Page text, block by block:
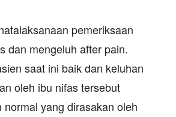
pemeriksaan
dan mengeluh after pain.
saat ini baik dan keluhan
oleh ibu nifas tersebut
normal yang dirasakan oleh